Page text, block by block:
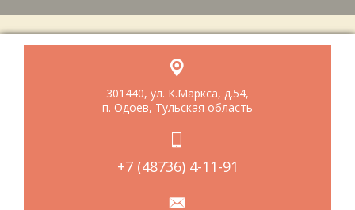
301440, ул. К.Маркса, д.54,
п. Одоев, Тульская область
+7 (48736) 4-11-91